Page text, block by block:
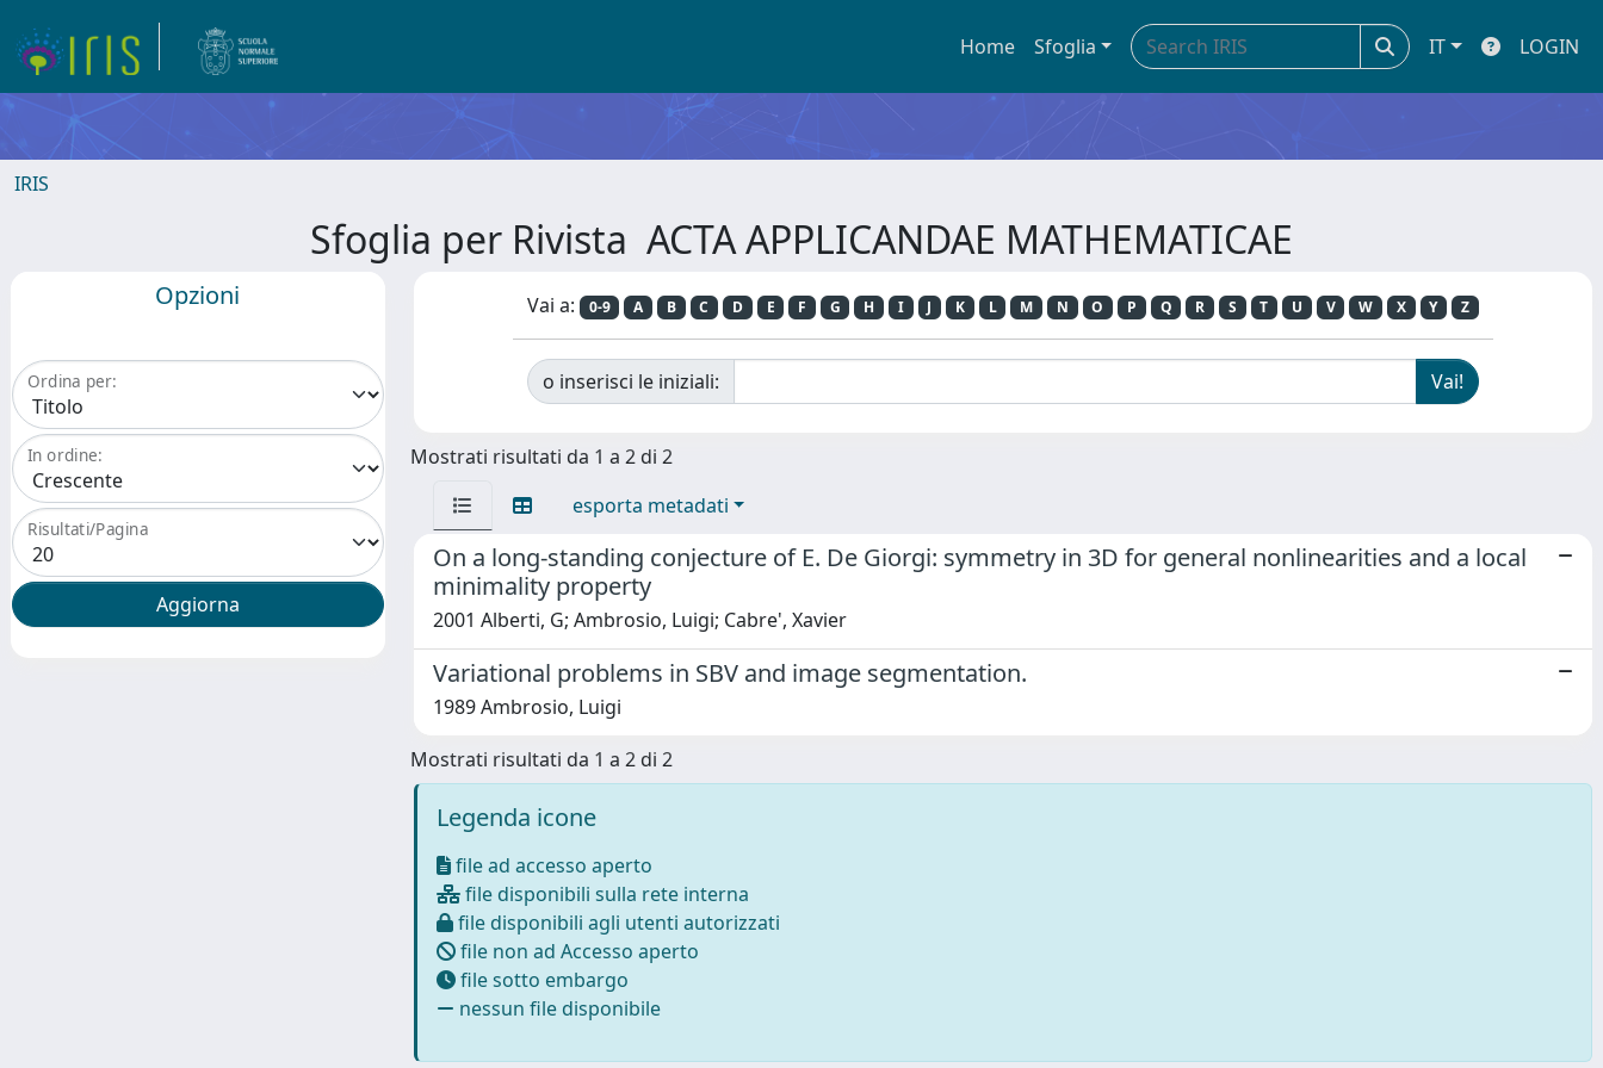
Home Sfoglia IT LOGIN
IRIS
Sfoglia per Rivista ACTA APPLICANDAE MATHEMATICAE
Opzioni
Ordina per:
In ordine:
Risultati/Pagina
Vai a: 0-9 A B C D E F G H I J K L M N O P Q R S T U V W X Y Z
o inserisci le iniziali:
Mostrati risultati da 1 a 2 di 2
esporta metadati
On a long-standing conjecture of E. De Giorgi: symmetry in 3D for general nonlinearities and a local
minimality property
2001 Alberti, G; Ambrosio, Luigi; Cabre', Xavier
Variational problems in SBV and image segmentation.
1989 Ambrosio, Luigi
Mostrati risultati da 1 a 2 di 2
Legenda icone
file ad accesso aperto
file disponibili sulla rete interna
file disponibili agli utenti autorizzati
file non ad Accesso aperto
file sotto embargo
nessun file disponibile